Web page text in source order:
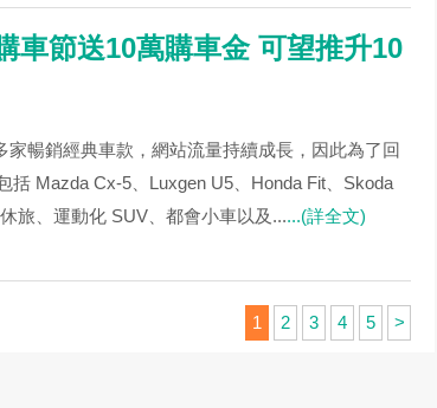
車節送10萬購車金 可望推升10
暢銷經典車款，網站流量持續成長，因此為了回
Mazda Cx-5、Luxgen U5、Honda Fit、Skoda
旅、運動化 SUV、都會小車以及......(詳全文)
1 2 3 4 5 >